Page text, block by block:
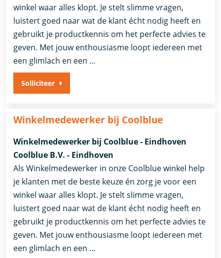
winkel waar alles klopt. Je stelt slimme vragen,
luistert goed naar wat de klant écht nodig heeft en
gebruikt je productkennis om het perfecte advies te
geven. Met jouw enthousiasme loopt iedereen met
een glimlach en een …
Solliciteer
Winkelmedewerker bij Coolblue
Winkelmedewerker bij Coolblue - Eindhoven
Coolblue B.V. - Eindhoven
Als Winkelmedewerker in onze Coolblue winkel help
je klanten met de beste keuze én zorg je voor een
winkel waar alles klopt. Je stelt slimme vragen,
luistert goed naar wat de klant écht nodig heeft en
gebruikt je productkennis om het perfecte advies te
geven. Met jouw enthousiasme loopt iedereen met
een glimlach en een …